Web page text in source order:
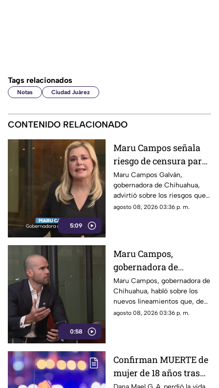
Tags relacionados
Notas Ciudad Juárez
CONTENIDO RELACIONADO
5:09
Maru Campos señala
riesgo de censura para
medios y periodistas
ante nuevos
lineamientos de
audiencias
Maru Campos Galván,
gobernadora de Chihuahua,
advirtió sobre los riesgos que
podrían representar los nuevos
utilizarse para sancionar a
medios y periodistas críticos.
agosto 08, 2026 03:36 p. m.
0:58
Maru Campos,
gobernadora de
Chihuahua, advierte
riesgo para la libertad
de expresión
Maru Campos, gobernadora de
Chihuahua, habló sobre los
nuevos lineamientos que, de
acuerdo con su postura,
Gobierno Federal.
agosto 08, 2026 03:36 p. m.
Confirman MUERTE de
mujer de 18 años tras